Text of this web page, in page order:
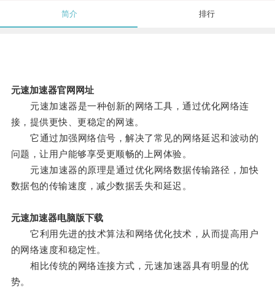
简介 排行
元速加速器官网网址
元速加速器是一种创新的网络工具，通过优化网络连
接，提供更快、更稳定的网速。
它通过加强网络信号，解决了常见的网络延迟和波动的
问题，让用户能够享受更顺畅的上网体验。
元速加速器的原理是通过优化网络数据传输路径，加快
数据包的传输速度，减少数据丢失和延迟。
元速加速器电脑版下载
它利用先进的技术算法和网络优化技术，从而提高用户
的网络速度和稳定性。
相比传统的网络连接方式，元速加速器具有明显的优
势。